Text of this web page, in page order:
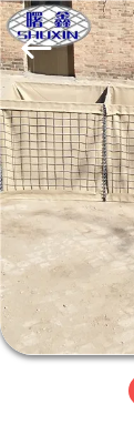
HEIM
ÜBER
UNS
Wire
Mesh
Co.,
Ltd..
All
Rights
Reserved.